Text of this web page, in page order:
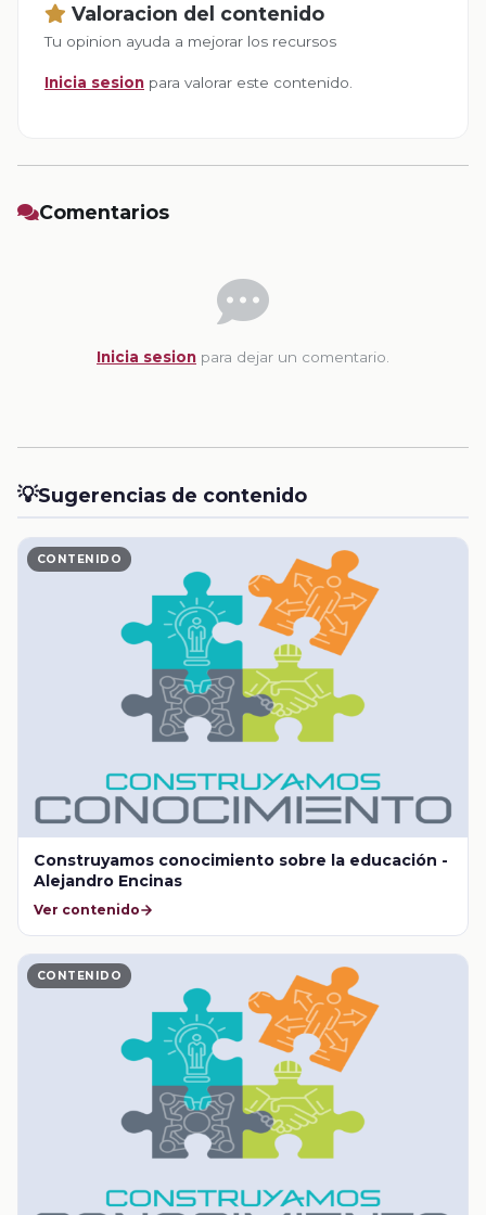
Valoracion del contenido
Tu opinion ayuda a mejorar los recursos
Inicia sesion para valorar este contenido.
Comentarios
Inicia sesion para dejar un comentario.
💡Sugerencias de contenido
CONTENIDO
Construyamos conocimiento sobre la educación -
Alejandro Encinas
Ver contenido
CONTENIDO